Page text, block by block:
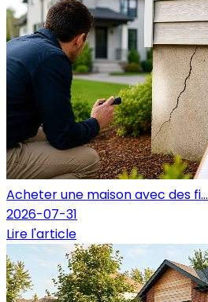
Acheter une maison avec des fi...
2026-07-31
Lire l'article